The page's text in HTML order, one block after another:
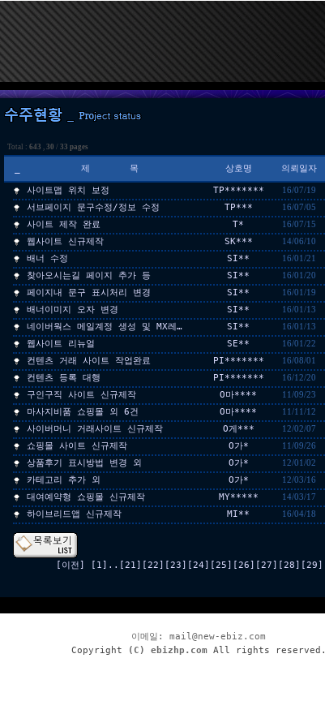
Total : 643 , 30 / 33 pages
제 목 상호명 의뢰일자
사이트맵 위치 보정 TP******* 16/07/19
서브페이지 문구수정/정보 수정
TP*** 16/07/05
사이트 제작 완료
T* 16/07/15
웹사이트 신규제작
SK*** 14/06/10
배너 수정
SI** 16/01/21
찾아오시는길 페이지 추가 등
SI** 16/01/20
페이지내 문구 표시처리 변경
SI** 16/01/19
배너이미지 오자 변경
SI** 16/01/13
네이버웍스 메일계정 생성 및 MX레…
SI** 16/01/13
웹사이트 리뉴얼
SE** 16/01/22
컨텐츠 거래 사이트 작업완료
PI******* 16/08/01
컨텐츠 등록 대행
PI******* 16/12/20
구인구직 사이트 신규제작
O마**** 11/09/23
마사지비품 쇼핑몰 외 6건
O마**** 11/11/12
사이버머니 거래사이트 신규제작
O게*** 12/02/07
쇼핑몰 사이트 신규제작
O가* 11/09/26
상품후기 표시방법 변경 외
O가* 12/01/02
카테고리 추가 외
O가* 12/03/16
대여예약형 쇼핑몰 신규제작
MY***** 14/03/17
하이브리드앱 신규제작
MI** 16/04/18
[이전] [1] .. [21] [22] [23] [24] [25] [26] [27] [28] [29]
이메일: mail@new-ebiz.com
Copyright
(C) ebizhp.comAll rights reserved.